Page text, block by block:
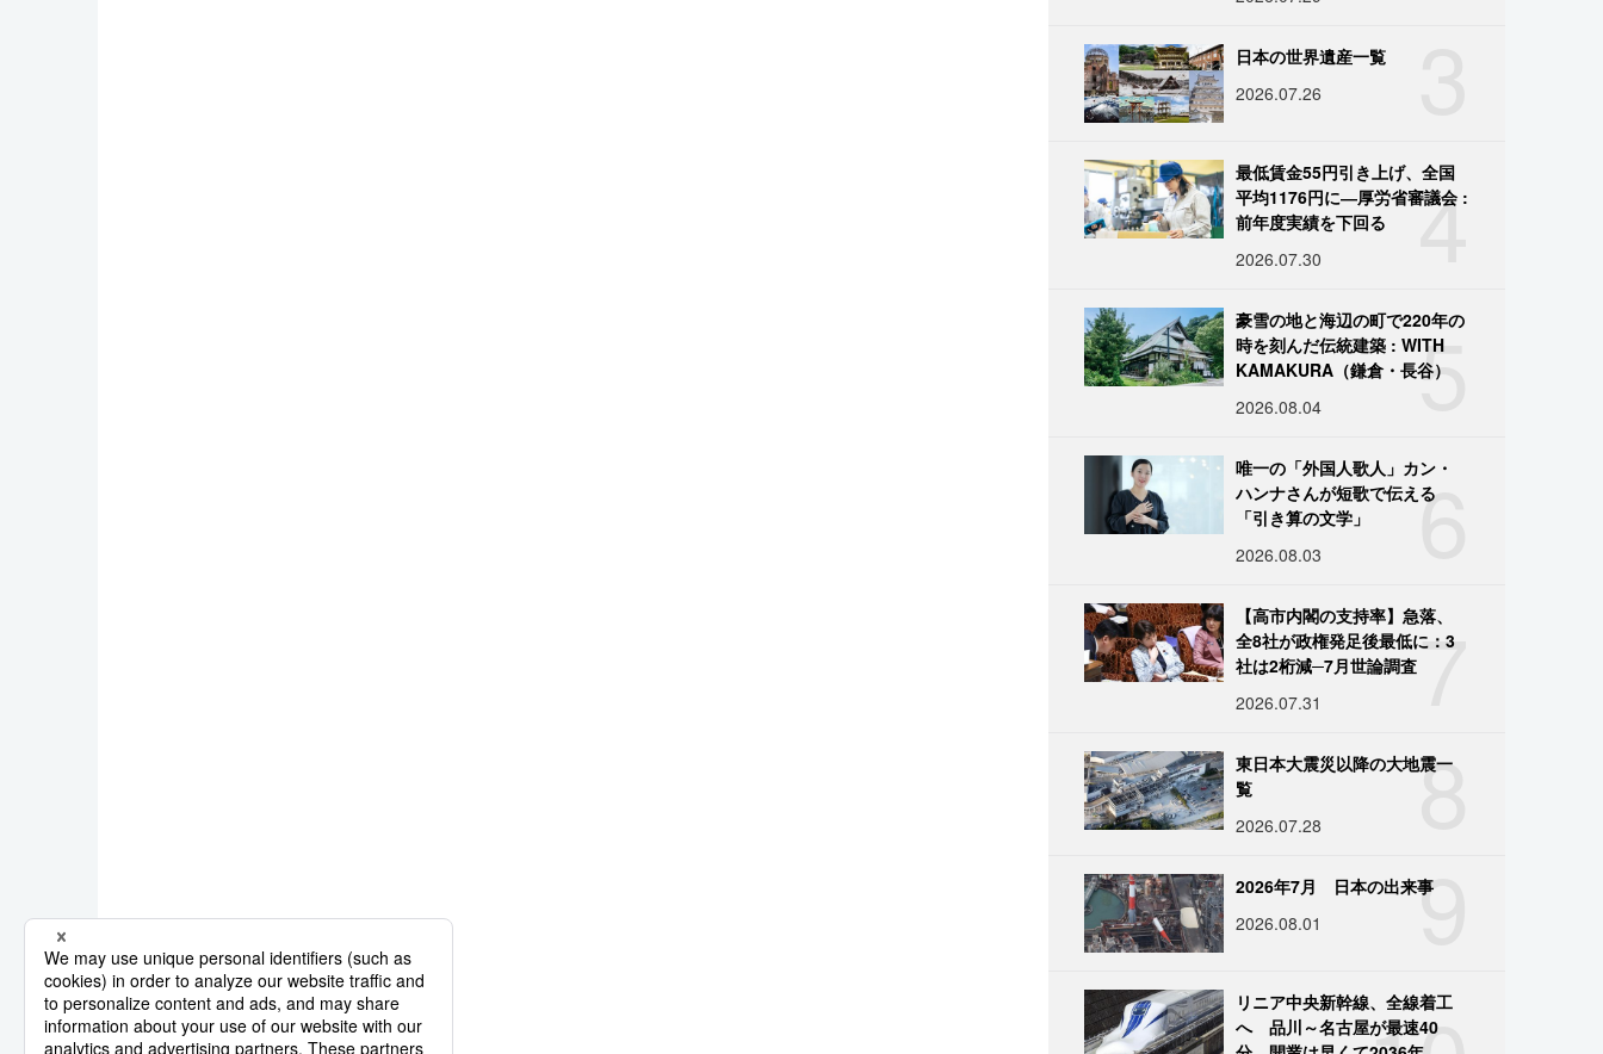
日本の世界遺産一覧
2026.07.26
4
最低賃金55円引き上げ、全国
平均1176円に―厚労省審議会 :
前年度実績を下回る
2026.07.30
5
豪雪の地と海辺の町で220年の
時を刻んだ伝統建築 : WITH
KAMAKURA（鎌倉・長谷）
2026.08.04
6
唯一の「外国人歌人」カン・
ハンナさんが短歌で伝える
「引き算の文学」
2026.08.03
7
【高市内閣の支持率】急落、
全8社が政権発足後最低に：3
社は2桁減─7月世論調査
2026.07.31
8
東日本大震災以降の大地震一
覧
2026.07.28
9
2026年7月 日本の出来事
2026.08.01
リニア中央新幹線、全線着工
へ 品川～名古屋が最速40